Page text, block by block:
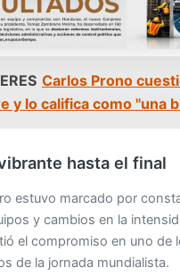
Carlos Prono
y lo califica como "una
hasta el final
estuvo marcado por
y cambios en la
el compromiso en uno de
de la jornada mundialista.